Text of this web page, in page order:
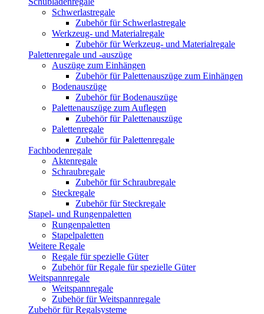
Schwerlastregale
Zubehör für Schwerlastregale
Werkzeug- und Materialregale
Zubehör für Werkzeug- und Materialregale
Palettenregale und -auszüge
Auszüge zum Einhängen
Zubehör für Palettenauszüge zum Einhängen
Bodenauszüge
Zubehör für Bodenauszüge
Palettenauszüge zum Auflegen
Zubehör für Palettenauszüge
Palettenregale
Zubehör für Palettenregale
Fachbodenregale
Aktenregale
Schraubregale
Zubehör für Schraubregale
Steckregale
Zubehör für Steckregale
Stapel- und Rungenpaletten
Rungenpaletten
Stapelpaletten
Weitere Regale
Regale für spezielle Güter
Zubehör für Regale für spezielle Güter
Weitspannregale
Weitspannregale
Zubehör für Weitspannregale
Zubehör für Regalsysteme